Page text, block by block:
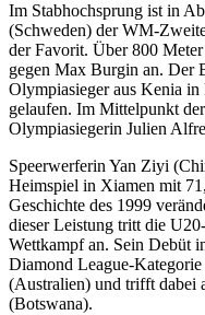
Im Stabhochsprung ist in
(Schweden) der WM-
der Favorit. Über 800
gegen Max Burgin an. Der
Olympiasieger aus Kenia
gelaufen. Im Mittelpunkt
Olympiasiegerin Julien
Speerwerferin Yan Ziyi
Heimspiel in Xiamen mit
Geschichte des 1999
dieser Leistung tritt die
Wettkampf an. Sein Debüt
Diamond League-
(Australien) und trifft dabei
(Botswana).